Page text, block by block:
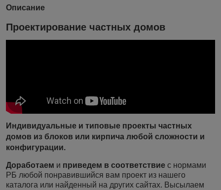
Описание
Проектирование частных домов
Индивидуальные и типовые проекты частных
домов из блоков или кирпича любой сложности и
конфигурации.
Доработаем и приведем в соответствие с нормами
РБ любой понравившийся вам проект из нашего
каталога или найденный на других сайтах. Высылаем